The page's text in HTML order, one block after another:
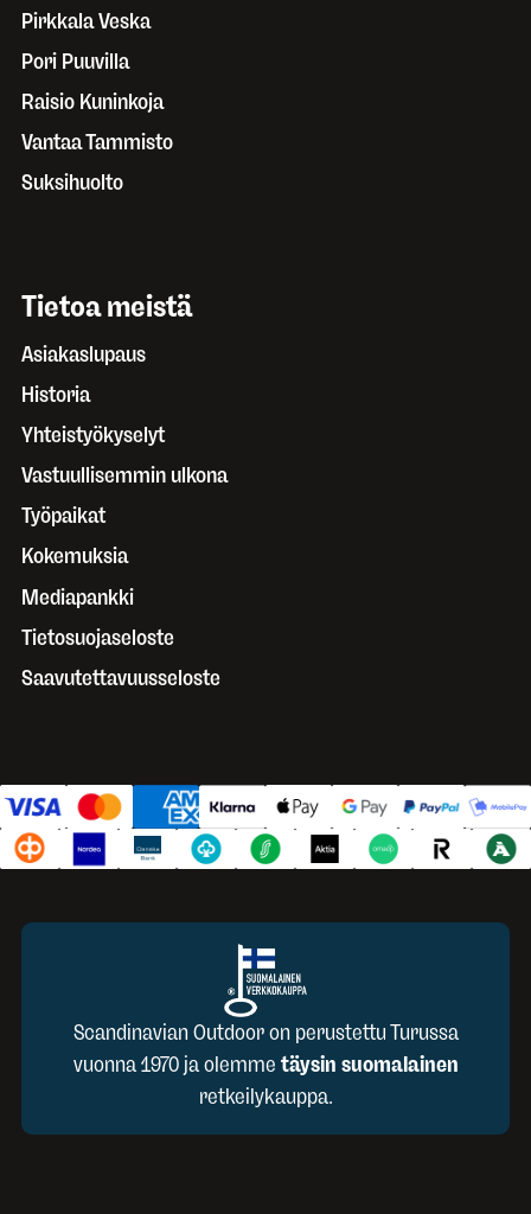
Pirkkala Veska
Pori Puuvilla
Raisio Kuninkoja
Vantaa Tammisto
Suksihuolto
Tietoa meistä
Asiakaslupaus
Historia
Yhteistyökyselyt
Vastuullisemmin ulkona
Työpaikat
Kokemuksia
Mediapankki
Tietosuojaseloste
Saavutettavuusseloste
Scandinavian Outdoor on perustettu Turussa
vuonna 1970 ja olemme täysin suomalainen
retkeilykauppa.